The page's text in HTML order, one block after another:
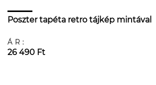
Poszter tapéta retro tájkép mintával
ÁR:
26 490 Ft